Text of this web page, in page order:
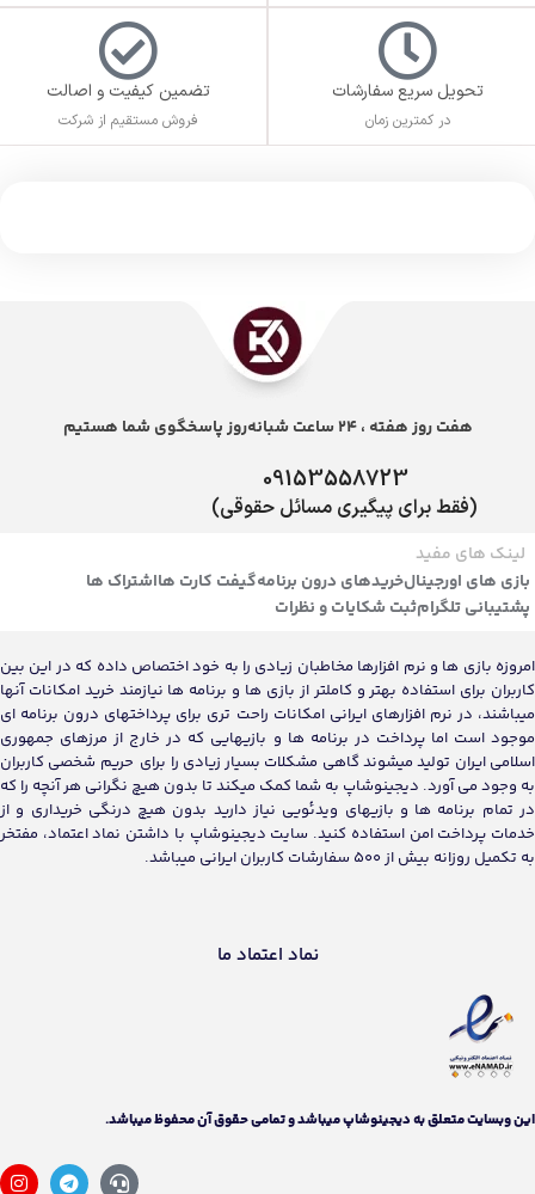
تحویل سریع سفارشات
در کمترین زمان
تضمین کیفیت و اصالت
فروش مستقیم از شرکت
هفت روز هفته ، 24 ساعت شبانه‌روز پاسخگوی شما هستیم
09153558723
(فقط برای پیگیری مسائل حقوقی)
لینک های مفید
بازی های اورجینالخریدهای درون برنامهگیفت کارت هااشتراک ها
پشتیبانی تلگرامثبت شکایات و نظرات
امروزه بازی ها و نرم افزارها مخاطبان زیادی را به خود اختصاص داده که در این بین
کاربران برای استفاده بهتر و کاملتر از بازی ها و برنامه ها نیازمند خرید امکانات آنها
میباشند، در نرم افزارهای ایرانی امکانات راحت تری برای پرداختهای درون برنامه ای
موجود است اما پرداخت در برنامه ها و بازیهایی که در خارج از مرزهای جمهوری
اسلامی ایران تولید میشوند گاهی مشکلات بسیار زیادی را برای حریم شخصی کاربران
به وجود می آورد. دیجینوشاپ به شما کمک میکند تا بدون هیچ نگرانی هر آنچه را که
در تمام برنامه ها و بازیهای ویدئویی نیاز دارید بدون هیچ درنگی خریداری و از
خدمات پرداخت امن استفاده کنید. سایت دیجینوشاپ با داشتن نماد اعتماد، مفتخر
به تکمیل روزانه بیش از 500 سفارشات کاربران ایرانی میباشد.
نماد اعتماد ما
اين وبسايت متعلق به دیجینوشاپ ميباشد و تمامی حقوق آن محفوظ ميباشد.